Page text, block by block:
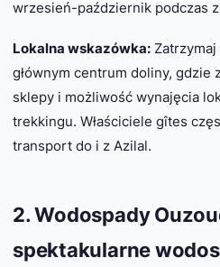
wrzesień-październik podczas
Lokalna wskazówka:
głównym centrum doliny, gdzie
sklepy i możliwość wynajęcia
trekkingu. Właściciele gîtes
transport do i z Azilal.
2. Wodospady
spektakularne